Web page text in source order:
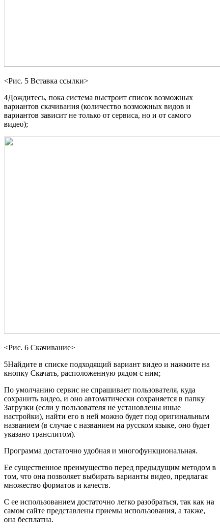
<Рис. 5 Вставка ссылки>
4Дождитесь, пока система выстроит список возможных
вариантов скачивания (количество возможных видов и
вариантов зависит не только от сервиса, но и от самого
видео);
<Рис. 6 Скачивание>
5Найдите в списке подходящий вариант видео и нажмите на
кнопку Скачать, расположенную рядом с ним;
По умолчанию сервис не спрашивает пользователя, куда
сохранить видео, и оно автоматически сохраняется в папку
Загрузки (если у пользователя не установлены иные
настройки), найти его в ней можно будет под оригинальным
названием (в случае с названием на русском языке, оно будет
указано транслитом).
Программа достаточно удобная и многофункциональная.
Ее существенное преимущество перед предыдущим методом в
том, что она позволяет выбирать варианты видео, предлагая
множество форматов и качеств.
С ее использованием достаточно легко разобраться, так как на
самом сайте представлены приемы использования, а также,
она бесплатна.